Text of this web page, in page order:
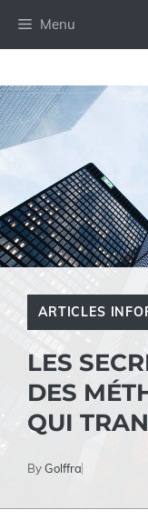
Menu
ARTICLES
LES
DES
QUI
ByGolffra